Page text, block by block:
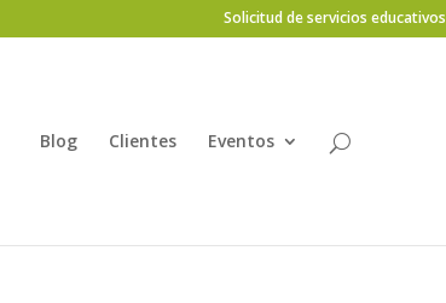
Solicitud de servicios educativos
Blog Clientes Eventos